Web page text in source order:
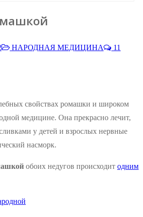
НАРОДНАЯ МЕДИЦИНА
11
свойствах ромашки и широком
медицине. Она прекрасно лечит,
у детей и взрослых нервные
насморк.
обоих недугов происходит одним